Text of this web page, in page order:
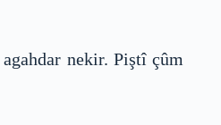
nekir. Piştî çûm